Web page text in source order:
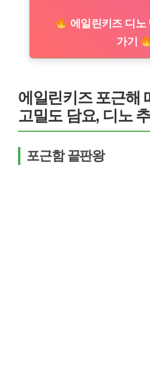
에일린키즈 디노
가기
에일린키즈 포근해
고밀도 담요, 디노
포근함 끝판왕